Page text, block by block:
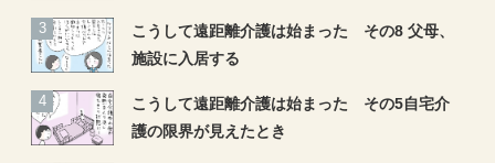
こうして遠距離介護は始まった その8 父母、
施設に入居する
こうして遠距離介護は始まった その5自宅介
護の限界が見えたとき